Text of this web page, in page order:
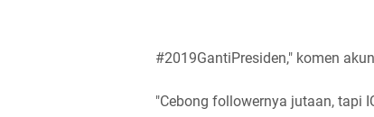
#2019GantiPresiden," komen
"Cebong followernya jutaan, tapi